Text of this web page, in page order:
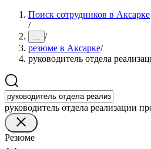
Поиск сотрудников в Аксарке
/
... /
резюме в Аксарке/
руководитель отдела
руководитель отдела реализации
Резюме